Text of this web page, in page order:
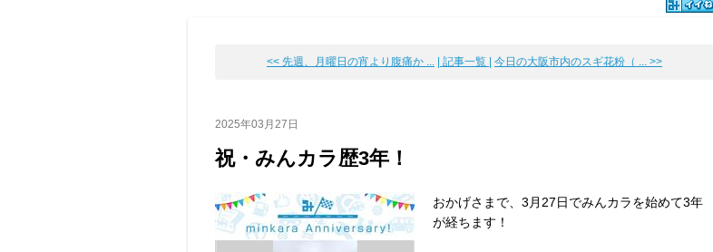
<< 先週、月曜日の宵より腹痛か ... | 記事一覧 | 今日の大阪市内のスギ花粉（ ... >>
2025年03月27日
祝・みんカラ歴3年！
おかげさまで、3月27日でみんカラを始めて3年
が経ちます！